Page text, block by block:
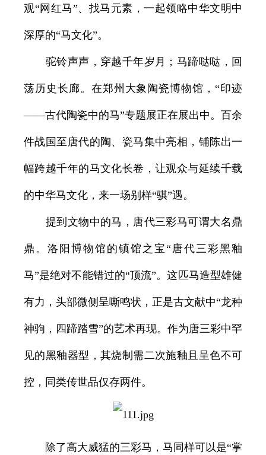
观“网红马”、找马元素，一起领略中华文明中
深厚的“马文化”。
驼铃声声，穿越千年岁月；马蹄哒哒，回
荡历史长廊。在郑州大象陶瓷博物馆，“印迹
——古代陶瓷中的马”专题展正在展出中。百余
件战国至唐代的陶、瓷马集中亮相，铺陈出一
幅跨越千年的马文化长卷，让观众与延续千载
的中华马文化，来一场别样“骐”遇。
提到文物中的马，唐代三彩马可谓大名鼎
鼎。洛阳博物馆的镇馆之宝“唐代三彩黑釉
马”是绝对不能错过的“顶流”。这匹马造型雄健
有力，头部微侧呈嘶鸣状，正是古文献中“龙种
神驹，四蹄踏雪”的艺术再现。作为唐三彩中罕
见的黑釉器型，其烧制需二次施釉且呈色不可
控，同类传世品仅存两件。
除了高大威猛的三彩马，马同样可以是“掌